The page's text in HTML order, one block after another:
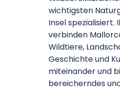
wichtigsten
Insel spezialisiert.
verbinden
Wildtiere,
Geschichte und
miteinander und
bereicherndes